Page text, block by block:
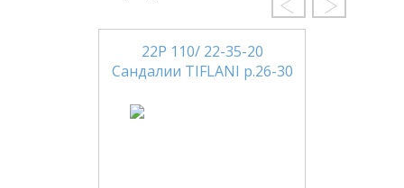
22Р 110/ 22-35-20
Сандалии TIFLANI р.26-30